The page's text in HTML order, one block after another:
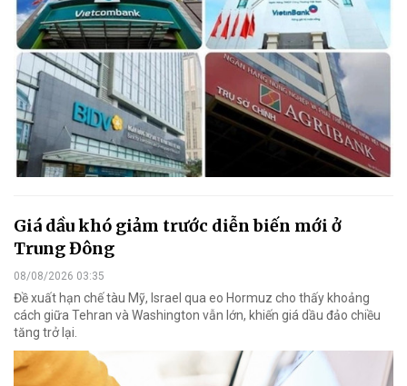
Giá dầu khó giảm trước diễn biến mới ở
Trung Đông
08/08/2026 03:35
Đề xuất hạn chế tàu Mỹ, Israel qua eo Hormuz cho thấy khoảng
cách giữa Tehran và Washington vẫn lớn, khiến giá dầu đảo chiều
tăng trở lại.